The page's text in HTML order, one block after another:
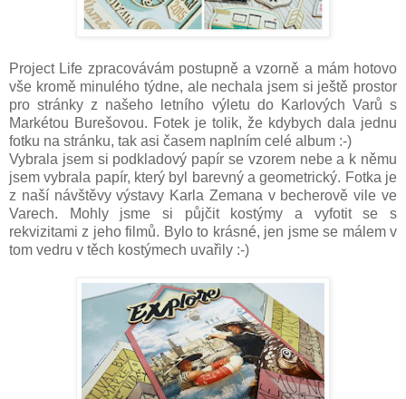
Project Life zpracovávám postupně a vzorně a mám hotovo
vše kromě minulého týdne, ale nechala jsem si ještě prostor
pro stránky z našeho letního výletu do Karlových Varů s
Markétou Burešovou. Fotek je tolik, že kdybych dala jednu
fotku na stránku, tak asi časem naplním celé album :-)
Vybrala jsem si podkladový papír se vzorem nebe a k němu
jsem vybrala papír, který byl barevný a geometrický. Fotka je
z naší návštěvy výstavy Karla Zemana v becherově vile ve
Varech. Mohly jsme si půjčit kostýmy a vyfotit se s
rekvizitami z jeho filmů. Bylo to krásné, jen jsme se málem v
tom vedru v těch kostýmech uvařily :-)